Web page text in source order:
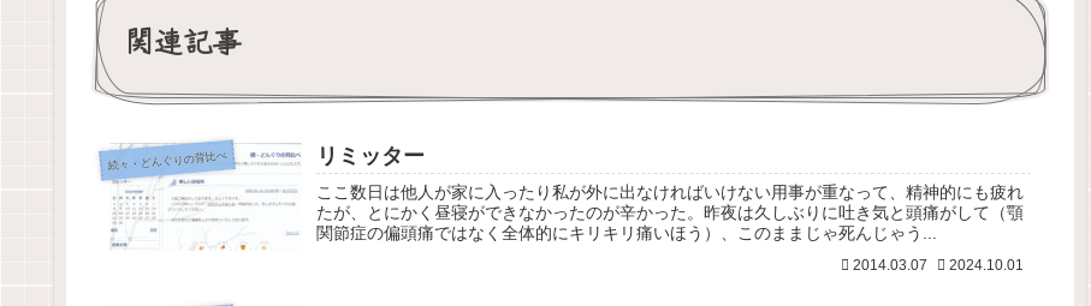
関連記事
続々・どんぐりの背比べ リミッター
ここ数日は他人が家に入ったり私が外に出なければいけない用事が重なって、精神的にも疲れ
たが、とにかく昼寝ができなかったのが辛かった。昨夜は久しぶりに吐き気と頭痛がして（顎
関節症の偏頭痛ではなく全体的にキリキリ痛いほう）、このままじゃ死んじゃう...
2014.03.07 2024.10.01